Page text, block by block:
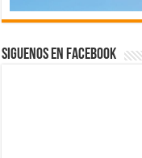
Siguenos en Facebook